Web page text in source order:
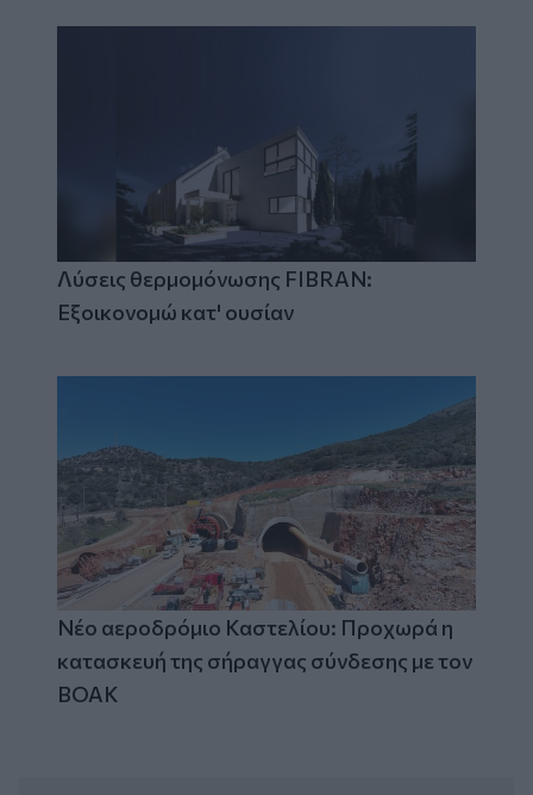
Λύσεις θερμομόνωσης FIBRAN:
Εξοικονομώ κατ' ουσίαν
Νέο αεροδρόμιο Καστελίου: Προχωρά η
κατασκευή της σήραγγας σύνδεσης με τον
ΒΟΑΚ